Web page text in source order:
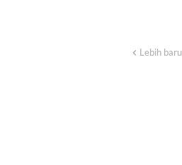
Lebih baru